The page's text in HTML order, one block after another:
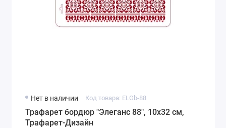
Нет в наличии Код товара: ELGb-88
Трафарет бордюр "Элеганс 88", 10х32 см,
Трафарет-Дизайн